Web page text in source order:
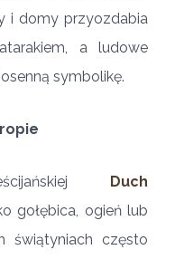
i domy przyozdabia
a ludowe
symbolikę.
Duch
gołębica, ogień lub
świątyniach często